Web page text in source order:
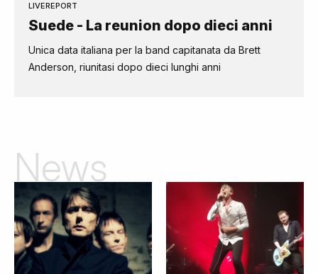
LIVEREPORT
Suede - La reunion dopo dieci anni
Unica data italiana per la band capitanata da Brett
Anderson, riunitasi dopo dieci lunghi anni
News